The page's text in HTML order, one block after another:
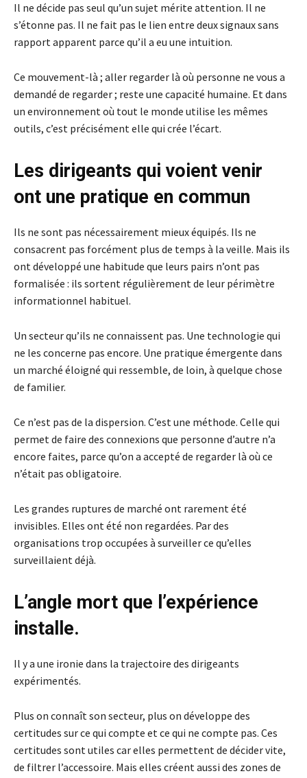
Il ne décide pas seul qu’un sujet mérite attention. Il ne
s’étonne pas. Il ne fait pas le lien entre deux signaux sans
rapport apparent parce qu’il a eu une intuition.
Ce mouvement-là ; aller regarder là où personne ne vous a
demandé de regarder ; reste une capacité humaine. Et dans
un environnement où tout le monde utilise les mêmes
outils, c’est précisément elle qui crée l’écart.
Les dirigeants qui voient venir
ont une pratique en commun
Ils ne sont pas nécessairement mieux équipés. Ils ne
consacrent pas forcément plus de temps à la veille. Mais ils
ont développé une habitude que leurs pairs n’ont pas
formalisée : ils sortent régulièrement de leur périmètre
informationnel habituel.
Un secteur qu’ils ne connaissent pas. Une technologie qui
ne les concerne pas encore. Une pratique émergente dans
un marché éloigné qui ressemble, de loin, à quelque chose
de familier.
Ce n’est pas de la dispersion. C’est une méthode. Celle qui
permet de faire des connexions que personne d’autre n’a
encore faites, parce qu’on a accepté de regarder là où ce
n’était pas obligatoire.
Les grandes ruptures de marché ont rarement été
invisibles. Elles ont été non regardées. Par des
organisations trop occupées à surveiller ce qu’elles
surveillaient déjà.
L’angle mort que l’expérience
installe.
Il y a une ironie dans la trajectoire des dirigeants
expérimentés.
Plus on connaît son secteur, plus on développe des
certitudes sur ce qui compte et ce qui ne compte pas. Ces
certitudes sont utiles car elles permettent de décider vite,
de filtrer l’accessoire. Mais elles créent aussi des zones de